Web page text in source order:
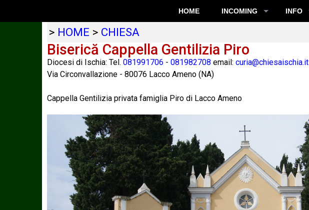
HOME INCOMING INFO
> HOME > CHIESA
Biserică Cappella Gentilizia Piro
Diocesi di Ischia: Tel. 081991706 - 081982708 email: curia@chiesaischia.it
Via Circonvallazione - 80076 Lacco Ameno (NA)
Cappella Gentilizia privata famiglia Piro di Lacco Ameno